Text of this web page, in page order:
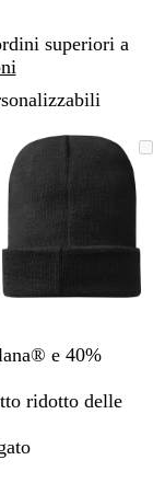
superiori a
può
essere
ingrandita
Ingrandito
minimo
Clicca
per
allargare
Usa
comandi
+
ridurre
le
e 40%
ridotto delle